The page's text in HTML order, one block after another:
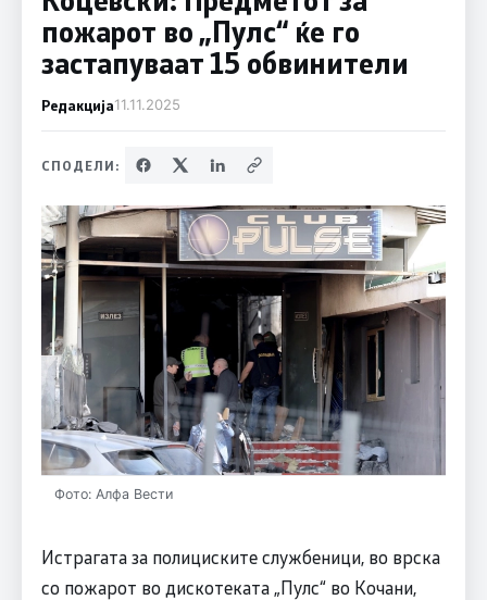
пожарот во „Пулс“ ќе го
застапуваат 15 обвинители
Редакција11.11.2025
СПОДЕЛИ:
Фото: Алфа Вести
Истрагата за полициските службеници, во врска
со пожарот во дискотеката „Пулс“ во Кочани,